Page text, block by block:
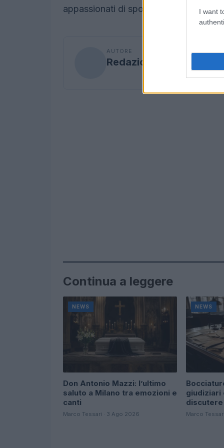
I want
appassionati di sport invernali.
AUTORE
Redazione
Continua a leggere
NEWS
Don Antonio Mazzi: l’ultimo
saluto a Milano tra emozioni e
canti
Marco Tessari · 3 Ago 2026
NEWS
giudiziari
discutere
Marco